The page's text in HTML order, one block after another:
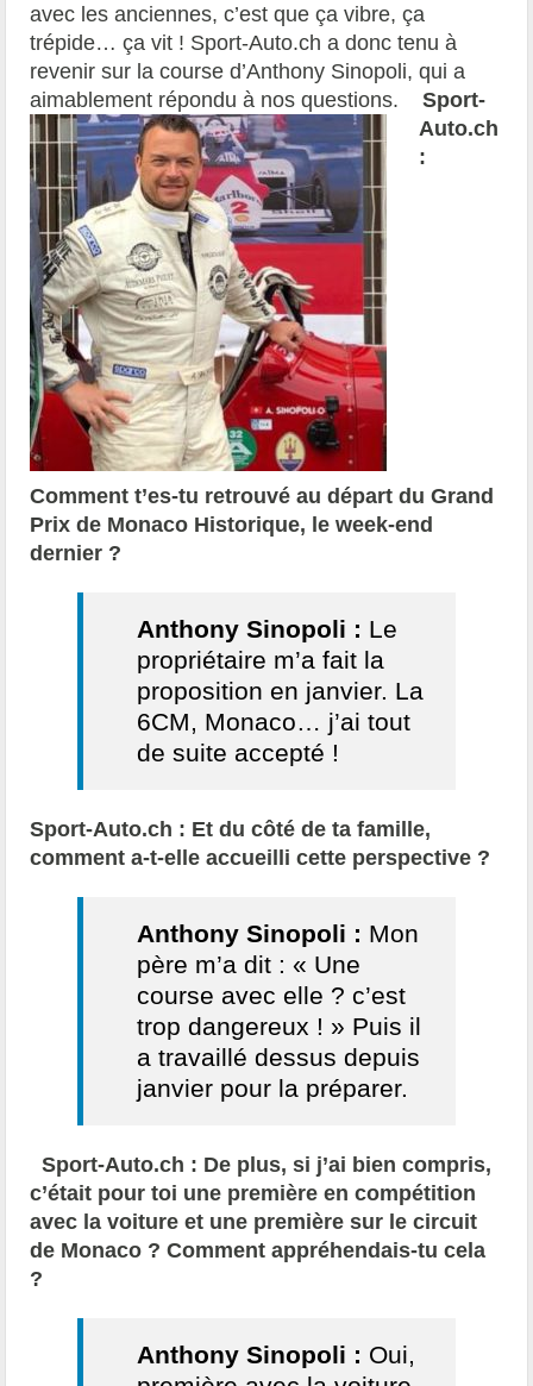
avec les anciennes, c’est que ça vibre, ça
trépide… ça vit ! Sport-Auto.ch a donc tenu à
revenir sur la course d’Anthony Sinopoli, qui a
aimablement répondu à nos questions.Sport-
Auto.ch
:
Comment t’es-tu retrouvé au départ du Grand
Prix de Monaco Historique, le week-end
dernier ?
Anthony Sinopoli : Le
propriétaire m’a fait la
proposition en janvier. La
6CM, Monaco… j’ai tout
de suite accepté !
Sport-Auto.ch : Et du côté de ta famille,
comment a-t-elle accueilli cette perspective ?
Anthony Sinopoli : Mon
père m’a dit : « Une
course avec elle ? c’est
trop dangereux ! » Puis il
a travaillé dessus depuis
janvier pour la préparer.
Sport-Auto.ch : De plus, si j’ai bien compris,
c’était pour toi une première en compétition
avec la voiture et une première sur le circuit
de Monaco ? Comment appréhendais-tu cela
?
Anthony Sinopoli : Oui,